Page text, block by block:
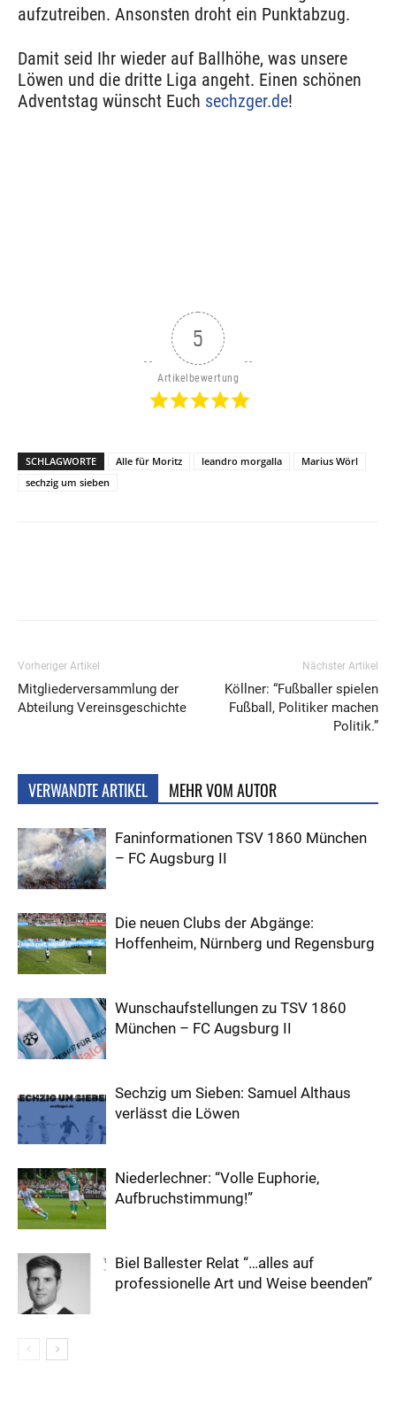
aufzutreiben. Ansonsten droht ein Punktabzug.
Damit seid Ihr wieder auf Ballhöhe, was unsere
Löwen und die dritte Liga angeht. Einen schönen
Adventstag wünscht Euch sechzger.de!
5
Artikelbewertung
SCHLAGWORTE Alle für Moritz leandro morgalla
Marius Wörl
sechzig um sieben
Vorheriger Artikel
Mitgliederversammlung der
Abteilung Vereinsgeschichte
Nächster Artikel
Köllner: “Fußballer spielen
Fußball, Politiker machen
Politik.”
VERWANDTE ARTIKEL MEHR VOM AUTOR
Faninformationen TSV 1860 München
– FC Augsburg II
Die neuen Clubs der Abgänge:
Hoffenheim, Nürnberg und Regensburg
Wunschaufstellungen zu TSV 1860
München – FC Augsburg II
Sechzig um Sieben: Samuel Althaus
verlässt die Löwen
Niederlechner: “Volle Euphorie,
Aufbruchstimmung!”
Biel Ballester Relat “…alles auf
professionelle Art und Weise beenden”